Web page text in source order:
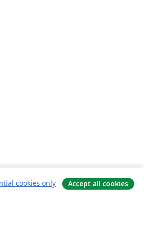
cookies only Accept all cookies